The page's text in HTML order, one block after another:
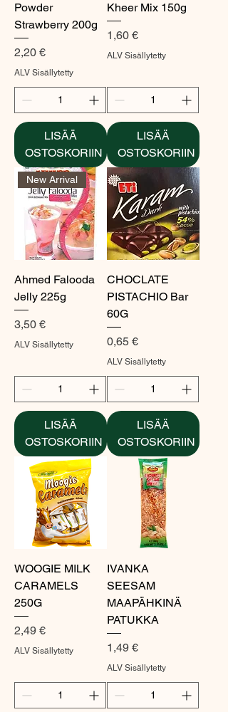
Powder
Strawberry 200g
Hinta
2,20 €
ALV Sisällytetty
LISÄÄ
OSTOSKORIIN
Kheer Mix 150g
Hinta
1,60 €
ALV Sisällytetty
LISÄÄ
OSTOSKORIIN
New Arrival
Ahmed Falooda
Jelly 225g
Hinta
3,50 €
ALV Sisällytetty
LISÄÄ
OSTOSKORIIN
CHOCLATE
PISTACHIO Bar
60G
Hinta
0,65 €
ALV Sisällytetty
LISÄÄ
OSTOSKORIIN
WOOGIE MILK
CARAMELS
250G
Hinta
2,49 €
ALV Sisällytetty
IVANKA
SEESAM
MAAPÄHKINÄ
PATUKKA
Hinta
1,49 €
ALV Sisällytetty